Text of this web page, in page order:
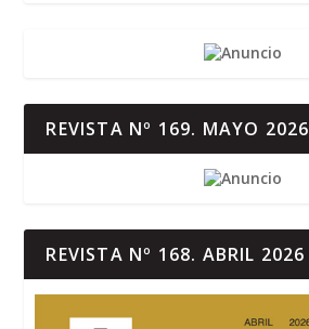
REVISTA Nº 169. MAYO 2026
REVISTA Nº 168. ABRIL 2026